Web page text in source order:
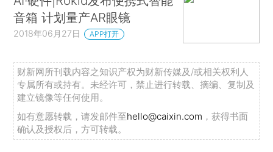
音箱 计划量产AR眼镜
2018年06月27日 APP打开
财新网所刊载内容之知识产权为财新传媒及/或相关权利人
专属所有或持有。未经许可，禁止进行转载、摘编、复制及
建立镜像等任何使用。
如有意愿转载，请发邮件至hello@caixin.com ，获得书面
确认及授权后，方可转载。